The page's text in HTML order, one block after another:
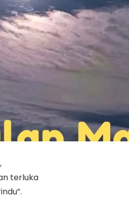
terluka